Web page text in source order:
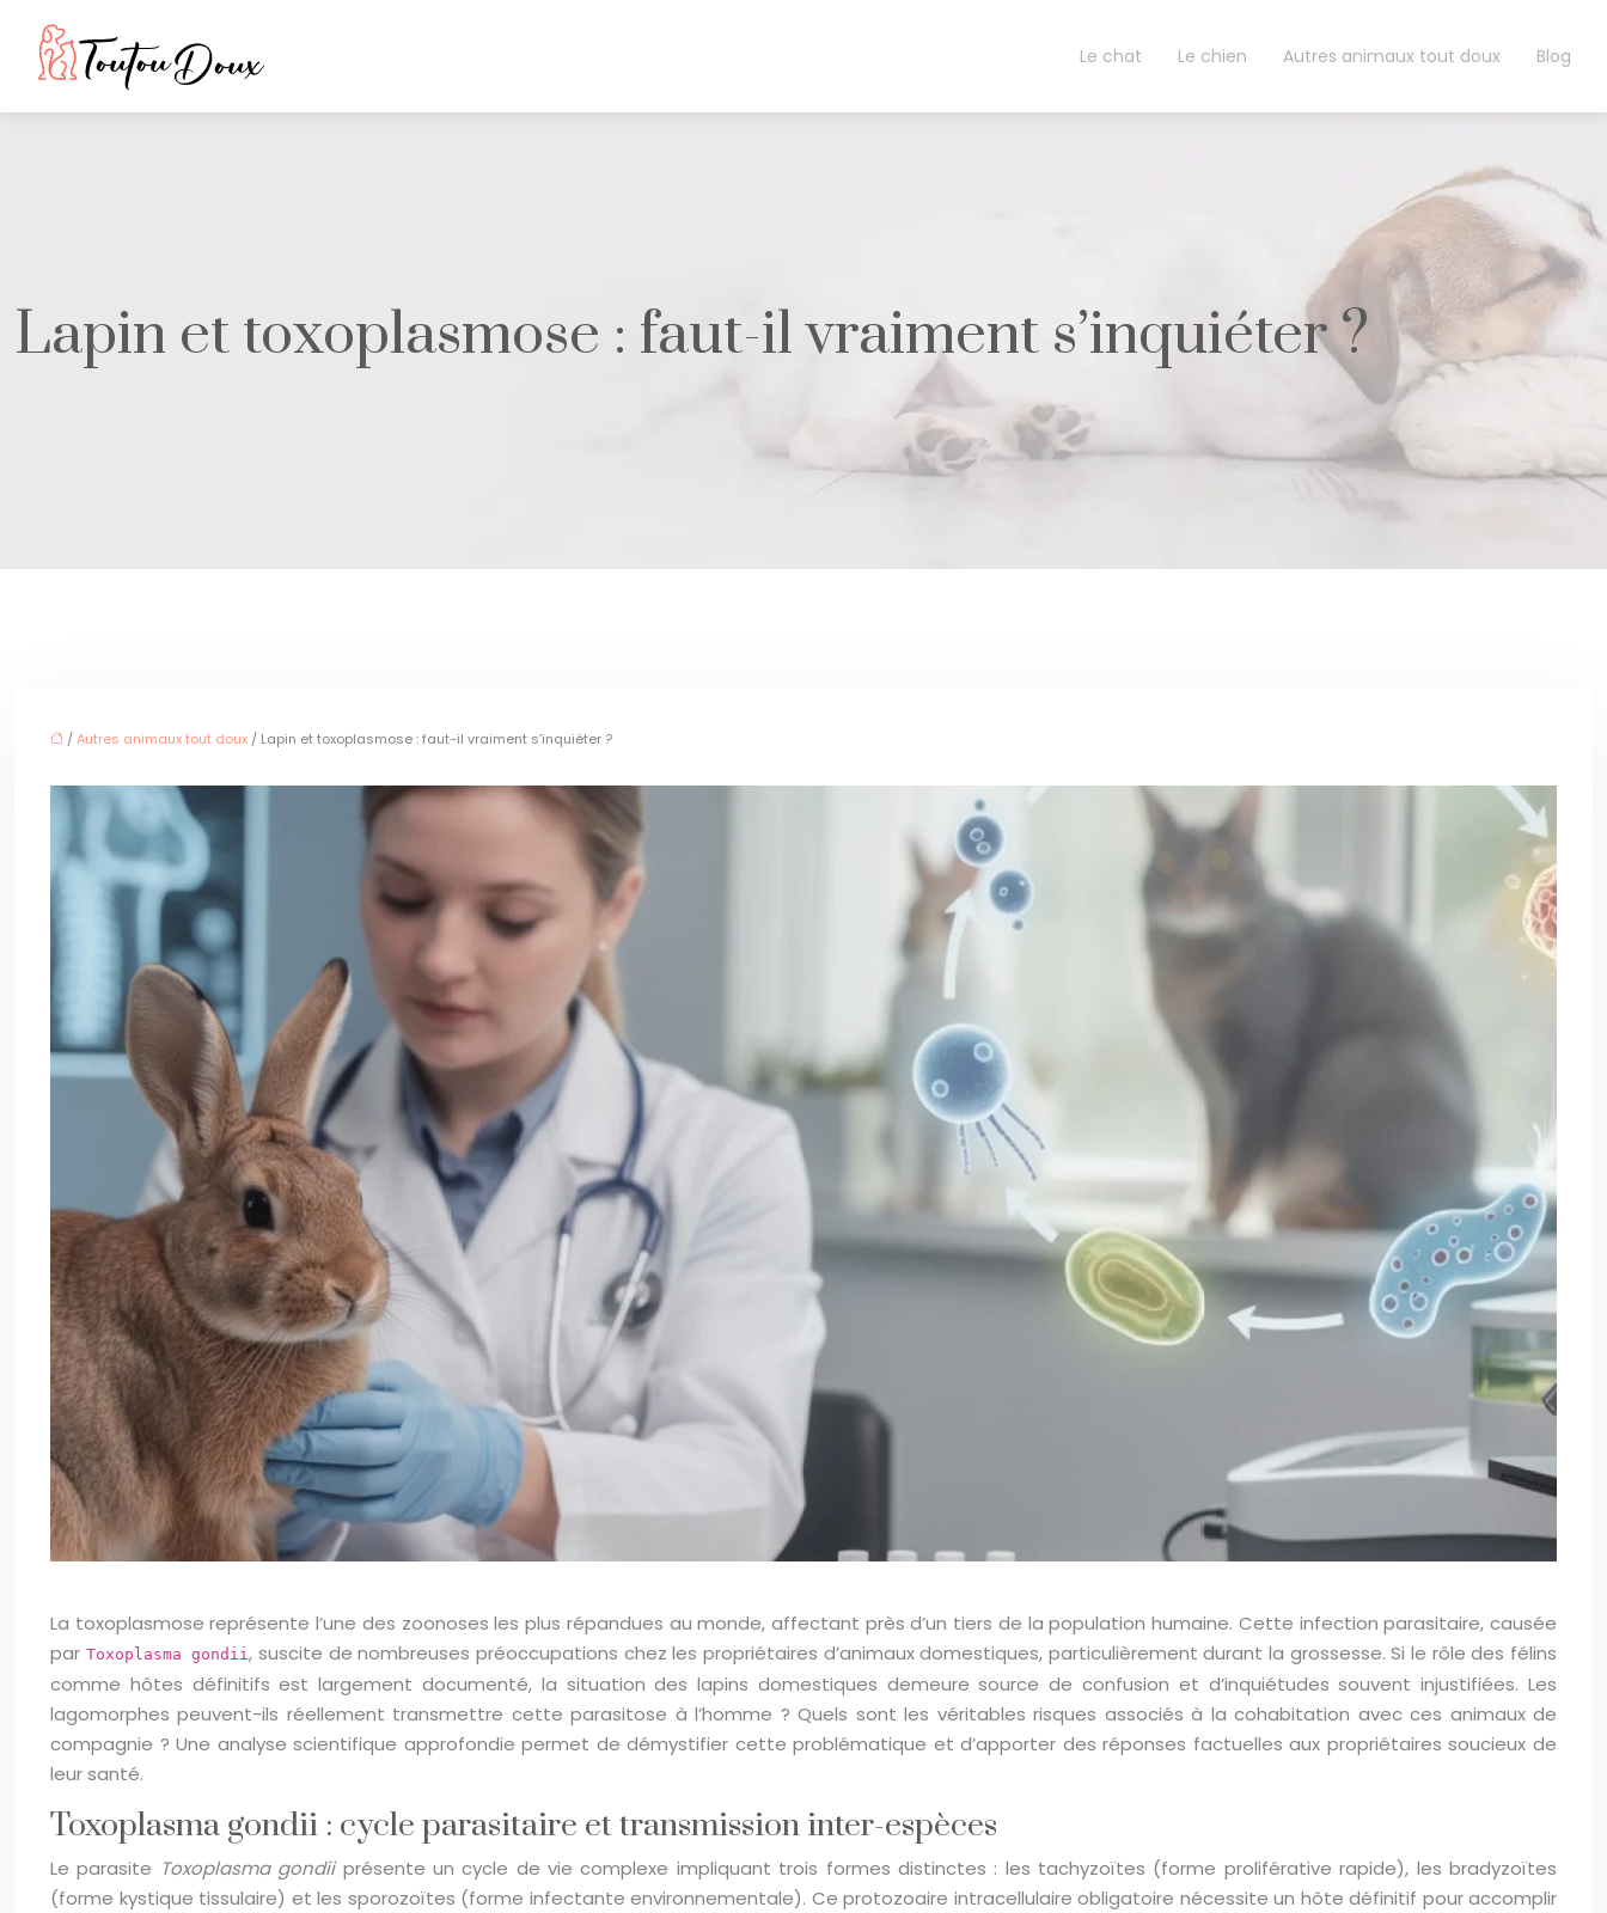
Le chat Le chien Autres animaux tout doux Blog
Lapin et toxoplasmose : faut-il vraiment s’inquiéter ?
/Autres animaux tout doux / Lapin et toxoplasmose : faut-il vraiment s’inquiéter ?
La toxoplasmose représente l’une des zoonoses les plus répandues au monde, affectant près d’un tiers de la population humaine. Cette infection parasitaire, causée
par Toxoplasma gondii, suscite de nombreuses préoccupations chez les propriétaires d’animaux domestiques, particulièrement durant la grossesse. Si le rôle des félins
comme hôtes définitifs est largement documenté, la situation des lapins domestiques demeure source de confusion et d’inquiétudes souvent injustifiées. Les
lagomorphes peuvent-ils réellement transmettre cette parasitose à l’homme ? Quels sont les véritables risques associés à la cohabitation avec ces animaux de
compagnie ? Une analyse scientifique approfondie permet de démystifier cette problématique et d’apporter des réponses factuelles aux propriétaires soucieux de
leur santé.
Toxoplasma gondii : cycle parasitaire et transmission inter-espèces
Le parasite Toxoplasma gondiiprésente un cycle de vie complexe impliquant trois formes distinctes : les tachyzoïtes (forme proliférative rapide), les bradyzoïtes
(forme kystique tissulaire) et les sporozoïtes (forme infectante environnementale). Ce protozoaire intracellulaire obligatoire nécessite un hôte définitif pour accomplir